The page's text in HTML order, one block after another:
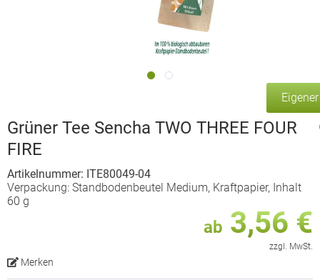
Grüner Tee Sencha TWO THREE FOUR
FIRE
Artikelnummer: ITE80049-04
Verpackung: Standbodenbeutel Medium, Kraftpapier, Inhalt
60 g
ab 3,56 €
zzgl. MwSt.
Merken